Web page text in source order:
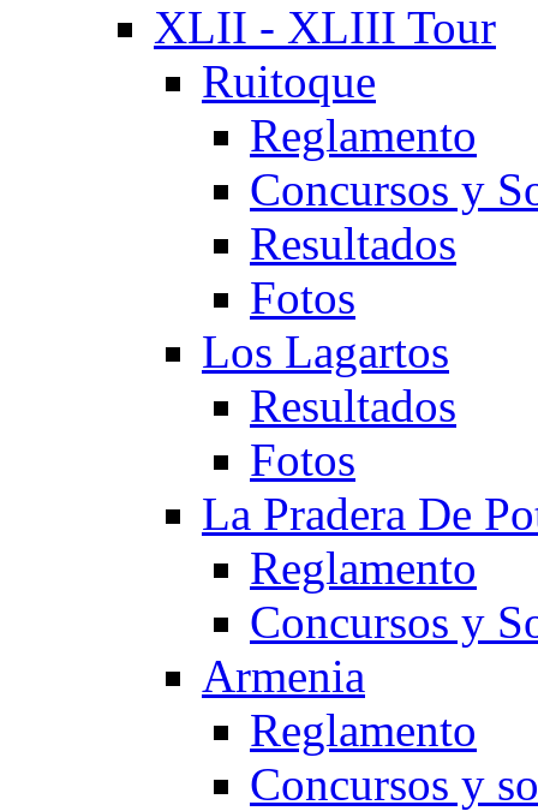
XLII - XLIII Tour
Ruitoque
Reglamento
Concursos y
Resultados
Fotos
Los Lagartos
Resultados
Fotos
La Pradera De
Reglamento
Concursos y
Armenia
Reglamento
Concursos y